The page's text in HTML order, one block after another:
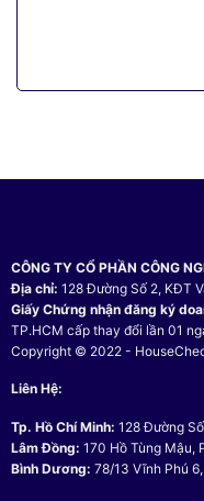
CÔNG TY CỔ PHẦN CÔNG
Địa chỉ: 128 Đường Số 2, KĐT
Giấy Chứng nhận đăng ký
TP.HCM cấp thay đổi lần 01
Copyright © 2022 -
Liên Hệ:
Tp. Hồ Chí Minh: 128 Đường
Lâm Đồng: 170 Hồ Tùng Mậu,
Bình Dương: 78/13 Vĩnh Phú